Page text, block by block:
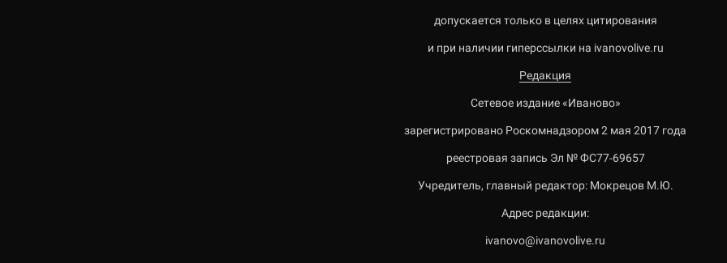
допускается только в целях цитирования
и при наличии гиперссылки на ivanovolive.ru
Редакция
Сетевое издание «Иваново»
зарегистрировано Роскомнадзором 2 мая 2017 года
реестровая запись Эл № ФС77-69657
Учредитель, главный редактор: Мокрецов М.Ю.
Адрес редакции:
ivanovo@ivanovolive.ru